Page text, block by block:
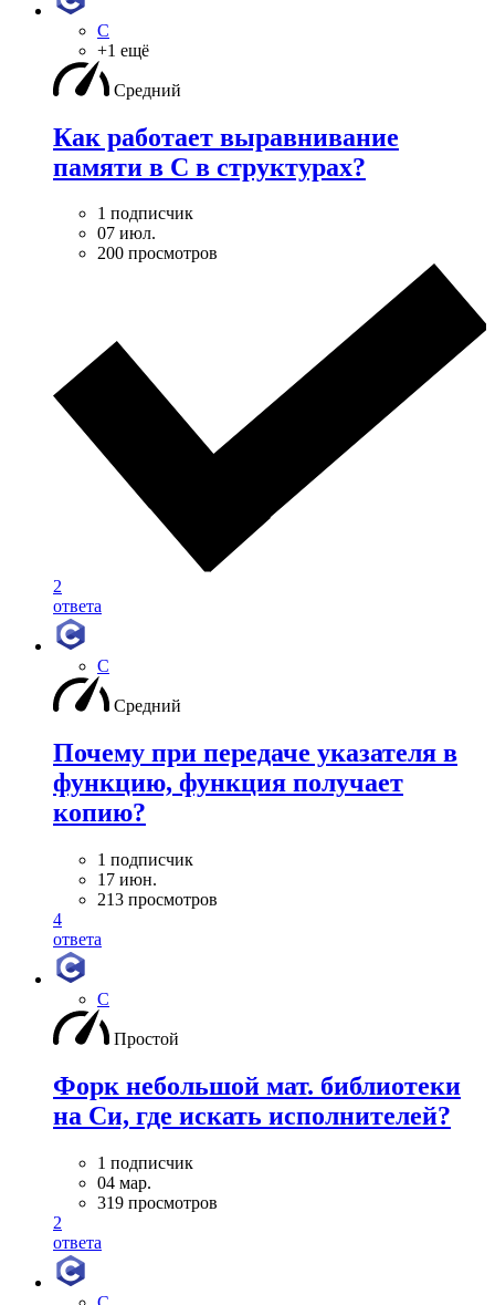
C
+1 ещё
Средний
Как работает выравнивание
памяти в С в структурах?
1 подписчик
07 июл.
200 просмотров
2
ответа
C
Средний
Почему при передаче указателя в
функцию, функция получает
копию?
1 подписчик
17 июн.
213 просмотров
4
ответа
C
Простой
Форк небольшой мат. библиотеки
на Си, где искать исполнителей?
1 подписчик
04 мар.
319 просмотров
2
ответа